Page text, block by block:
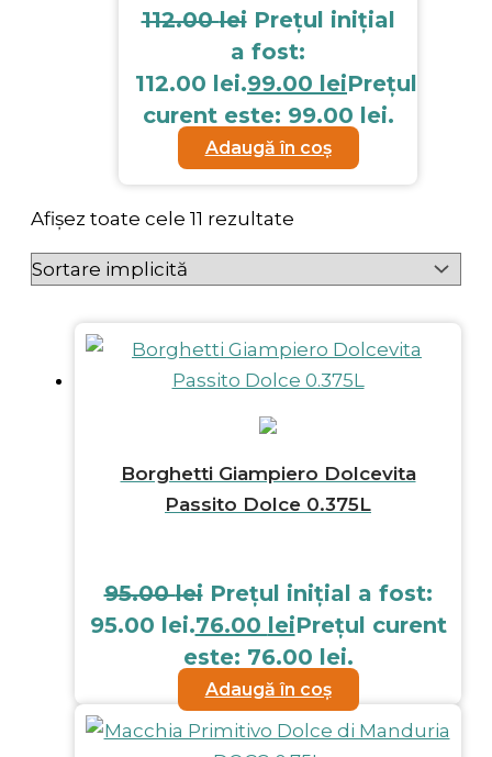
112.00lei Prețul inițial
a fost:
112.00 lei.99.00 leiPrețul
curent este: 99.00 lei.
Adaugă în coș
Afișez toate cele 11 rezultate
Borghetti Giampiero Dolcevita
Passito Dolce 0.375L
95.00lei Prețul inițial a fost:
95.00 lei.76.00 leiPrețul curent
este: 76.00 lei.
Adaugă în coș